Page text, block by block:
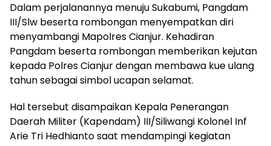
Dalam perjalanannya menuju Sukabumi, Pangdam
III/Slw beserta rombongan menyempatkan diri
menyambangi Mapolres Cianjur. Kehadiran
Pangdam beserta rombongan memberikan kejutan
kepada Polres Cianjur dengan membawa kue ulang
tahun sebagai simbol ucapan selamat.
Hal tersebut disampaikan Kepala Penerangan
Daerah Militer (Kapendam) III/Siliwangi Kolonel Inf
Arie Tri Hedhianto saat mendampingi kegiatan